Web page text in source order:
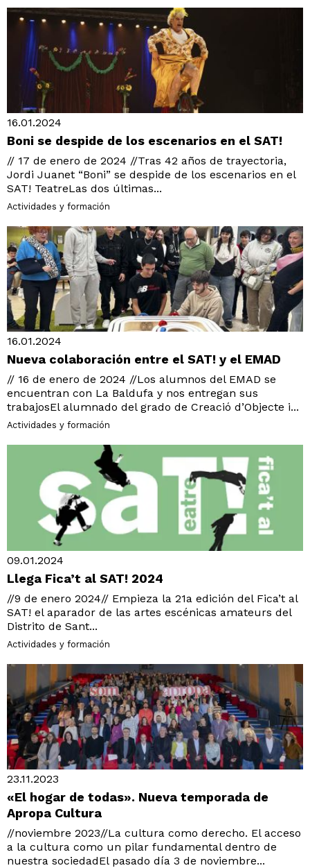
16.01.2024
Boni se despide de los escenarios en el SAT!
// 17 de enero de 2024 //Tras 42 años de trayectoria,
Jordi Juanet “Boni” se despide de los escenarios en el
SAT! TeatreLas dos últimas...
Actividades y formación
16.01.2024
Nueva colaboración entre el SAT! y el EMAD
// 16 de enero de 2024 //Los alumnos del EMAD se
encuentran con La Baldufa y nos entregan sus
trabajosEl alumnado del grado de Creació d’Objecte i...
Actividades y formación
09.01.2024
Llega Fica’t al SAT! 2024
//9 de enero 2024// Empieza la 21a edición del Fica’t al
SAT! el aparador de las artes escénicas amateurs del
Distrito de Sant...
Actividades y formación
23.11.2023
«El hogar de todas». Nueva temporada de
Apropa Cultura
//noviembre 2023//La cultura como derecho. El acceso
a la cultura como un pilar fundamental dentro de
nuestra sociedadEl pasado día 3 de noviembre...